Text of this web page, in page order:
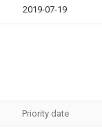
2019-07-19
Priority date